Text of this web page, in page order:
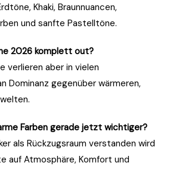
Khaki, Braunnuancen,
und sanfte Pastelltöne.
2026 komplett out?
verlieren aber in vielen
Dominanz gegenüber wärmeren,
Farben gerade jetzt wichtiger?
als Rückzugsraum verstanden wird
auf Atmosphäre, Komfort und